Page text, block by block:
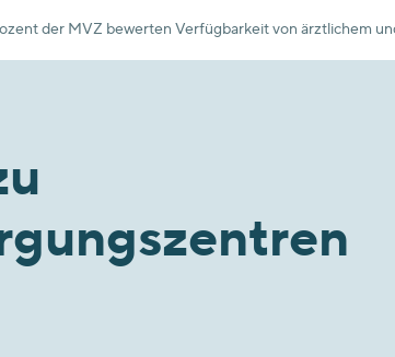
der MVZ bewerten Verfügbarkeit von ärztlichem